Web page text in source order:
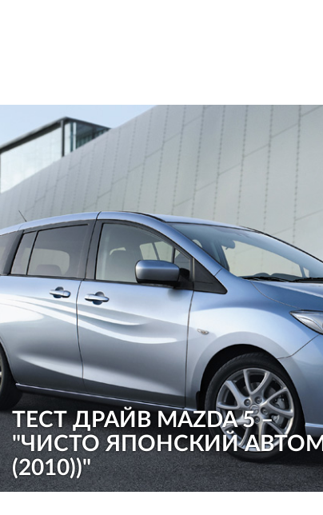
ТЕСТ ДРАЙВ MAZDA 5 –
"ЧИСТО ЯПОНСКИЙ
(2010))"
РАССКАЗАТЬ ВО ВКОНТАКТЕ
РАССКАЗАТЬ В ОДНОКЛАССНИКАХ